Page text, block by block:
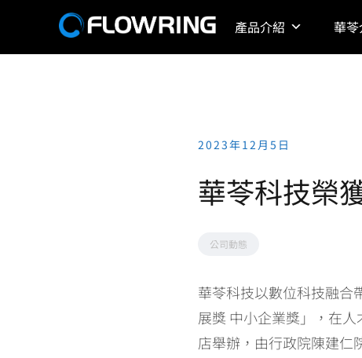
content
產品介紹 華
2023年12月5日
華苓科技榮
公司動態
華苓科技以數位科技融合
展獎 中小企業獎」，在
店舉辦，由行政院陳建仁